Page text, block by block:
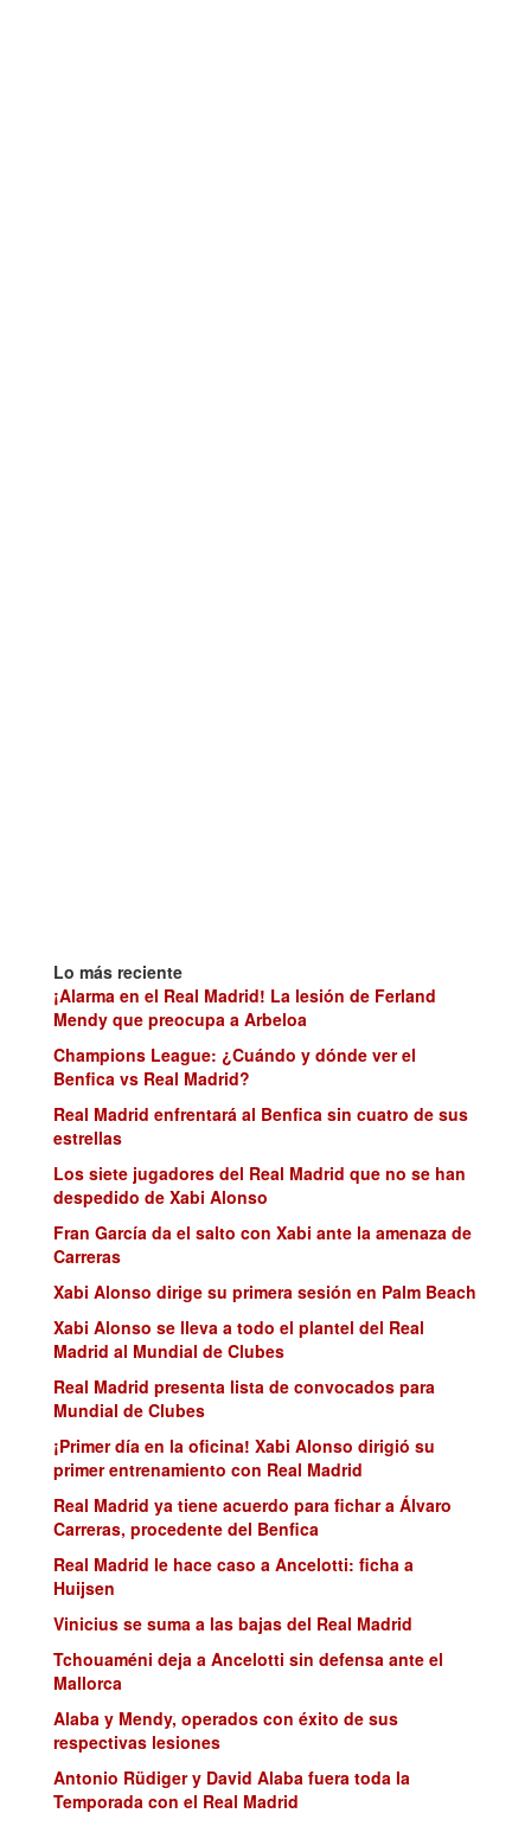
Lo más reciente
¡Alarma en el Real Madrid! La lesión de Ferland
Mendy que preocupa a Arbeloa
Champions League: ¿Cuándo y dónde ver el
Benfica vs Real Madrid?
Real Madrid enfrentará al Benfica sin cuatro de sus
estrellas
Los siete jugadores del Real Madrid que no se han
despedido de Xabi Alonso
Fran García da el salto con Xabi ante la amenaza de
Carreras
Xabi Alonso dirige su primera sesión en Palm Beach
Xabi Alonso se lleva a todo el plantel del Real
Madrid al Mundial de Clubes
Real Madrid presenta lista de convocados para
Mundial de Clubes
¡Primer día en la oficina! Xabi Alonso dirigió su
primer entrenamiento con Real Madrid
Real Madrid ya tiene acuerdo para fichar a Álvaro
Carreras, procedente del Benfica
Real Madrid le hace caso a Ancelotti: ficha a
Huijsen
Vinicius se suma a las bajas del Real Madrid
Tchouaméni deja a Ancelotti sin defensa ante el
Mallorca
Alaba y Mendy, operados con éxito de sus
respectivas lesiones
Antonio Rüdiger y David Alaba fuera toda la
Temporada con el Real Madrid